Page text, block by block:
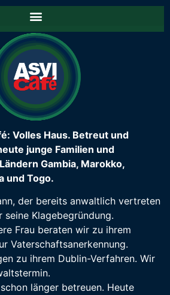
Volles Haus. Betreut und
junge Familien und
Gambia, Marokko,
und Togo.
der bereits anwaltlich vertreten
Klagebegründung.
Frau beraten wir zu ihrem
Vaterschaftsanerkennung.
zu ihrem Dublin-Verfahren. Wir
länger betreuen. Heute